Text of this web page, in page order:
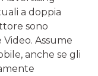
a doppia
sono
Assume
anche se gli